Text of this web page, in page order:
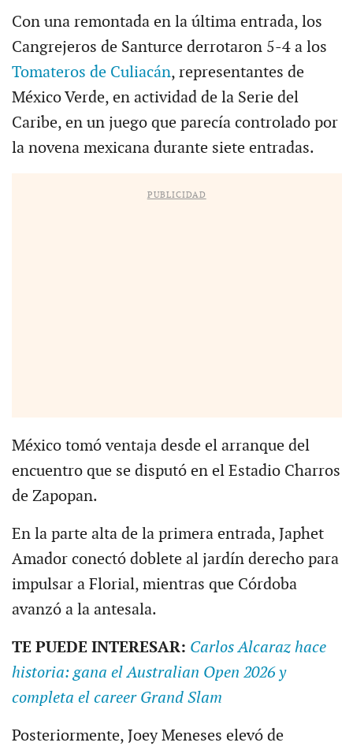
Con una remontada en la última entrada, los
Cangrejeros de Santurce derrotaron 5-4 a los
Tomateros de Culiacán, representantes de
México Verde, en actividad de la Serie del
Caribe, en un juego que parecía controlado por
la novena mexicana durante siete entradas.
PUBLICIDAD
México tomó ventaja desde el arranque del
encuentro que se disputó en el Estadio Charros
de Zapopan.
En la parte alta de la primera entrada, Japhet
Amador conectó doblete al jardín derecho para
impulsar a Florial, mientras que Córdoba
avanzó a la antesala.
TE PUEDE INTERESAR: Carlos Alcaraz hace
historia: gana el Australian Open 2026 y
completa el career Grand Slam
Posteriormente, Joey Meneses elevó de